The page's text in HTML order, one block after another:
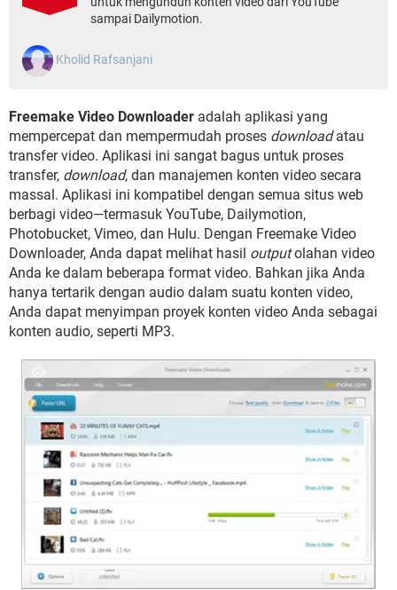
sampai Dailymotion.
Kholid Rafsanjani
Freemake Video Downloader adalah aplikasi yang
mempercepat dan mempermudah proses downloadatau
transfer video. Aplikasi ini sangat bagus untuk proses
transfer, download, dan manajemen konten video secara
massal. Aplikasi ini kompatibel dengan semua situs web
berbagi video—termasuk YouTube, Dailymotion,
Photobucket, Vimeo, dan Hulu. Dengan Freemake Video
Downloader, Anda dapat melihat hasil outputolahan video
Anda ke dalam beberapa format video. Bahkan jika Anda
hanya tertarik dengan audio dalam suatu konten video,
Anda dapat menyimpan proyek konten video Anda sebagai
konten audio, seperti MP3.